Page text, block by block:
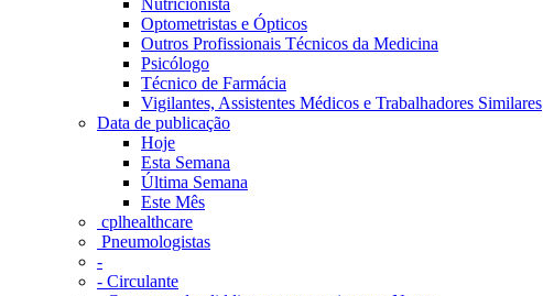
Optometristas e Ópticos
Outros Profissionais Técnicos da Medicina
Psicólogo
Técnico de Farmácia
Vigilantes, Assistentes Médicos e Trabalhadores Similares
Data de publicação
Hoje
Esta Semana
Última Semana
Este Mês
‎ cplhealthcare‬
Pneumologistas
-
- Circulante